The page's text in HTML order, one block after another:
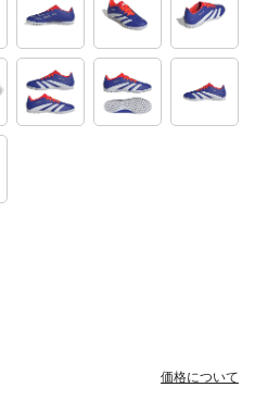
価格について